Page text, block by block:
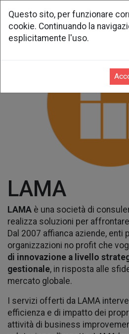
LAMA
LAMA è una società di
realizza soluzioni per
Dal 2007 affianca aziende, enti
organizzazioni no profit che
di innovazione a livello
gestionale, in risposta alle
mercato globale.
I servizi offerti da LAMA
efficienza e di impatto dei
attività di business
Questo sito, per funzionare
cookie. Continuando la
esplicitamente l'uso.